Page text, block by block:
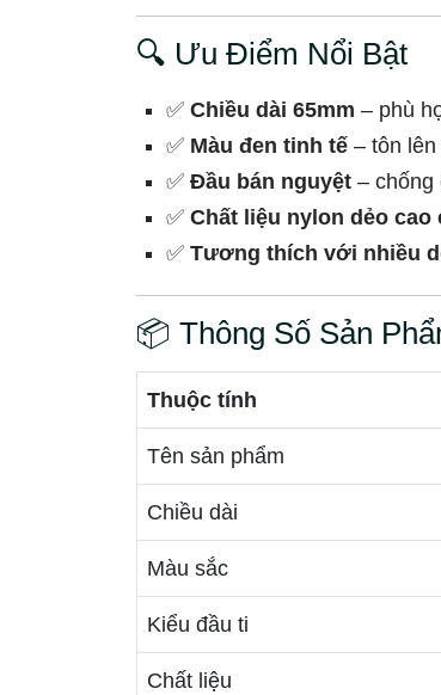
🔍 Ưu Điểm Nổi Bật
✅ Chiều dài 65mm – phù
✅ Màu đen tinh tế – tôn
✅ Đầu bán nguyệt – chống
✅ Chất liệu nylon dẻo cao
✅ Tương thích với nhiều
📦 Thông Số Sản
Thuộc tính
Tên sản phẩm
Chiều dài
Màu sắc
Kiểu đầu ti
Chất liệu